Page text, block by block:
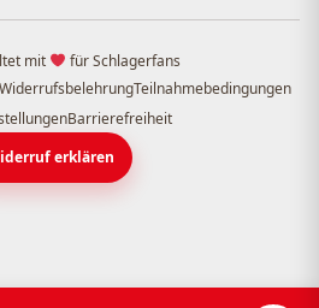
mit
für Schlagerfans
WiderrufsbelehrungTeilnahmebedingungen
Barrierefreiheit
erklären